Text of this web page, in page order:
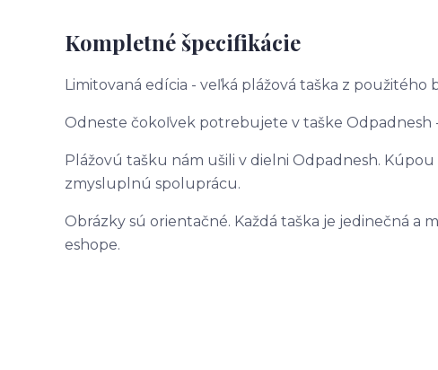
Kompletné špecifikácie
Limitovaná edícia - veľká plážová taška z použitého
Odneste čokoľvek potrebujete v taške Odpadnesh
Plážovú tašku nám ušili v dielni Odpadnesh.
zmysluplnú spoluprácu.
Obrázky sú orientačné. Každá taška je jedinečná a
eshope.